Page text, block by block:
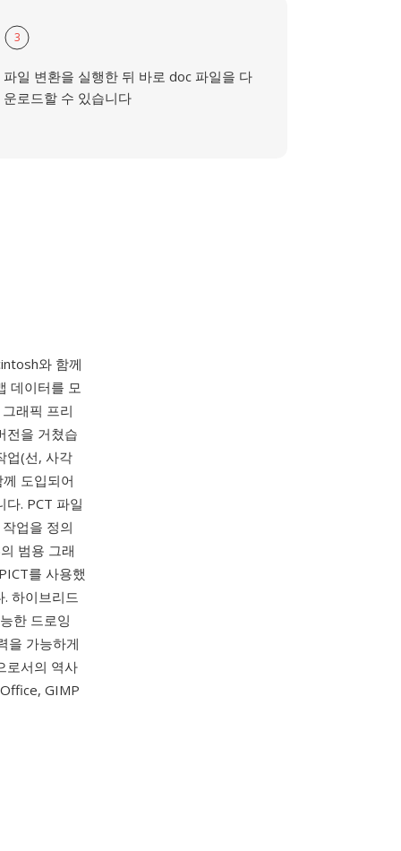
3
파일 변환을 실행한 뒤 바로 doc 파일을 다
운로드할 수 있습니다
와 함께
데이터를 모
래픽 프리
전을 거쳤습
업(선, 사각
도입되어
. PCT 파일
업을 정의
범용 그래
를 사용했
하이브리드
한 드로잉
을 가능하게
로서의 역사
GIMP